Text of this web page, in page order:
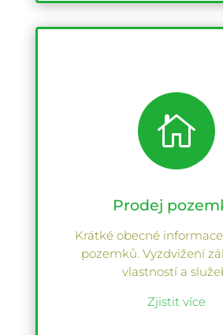

Prodej
Krátké obecné
pozemků. Vyzdvižení
vlastností a
Zjistit více